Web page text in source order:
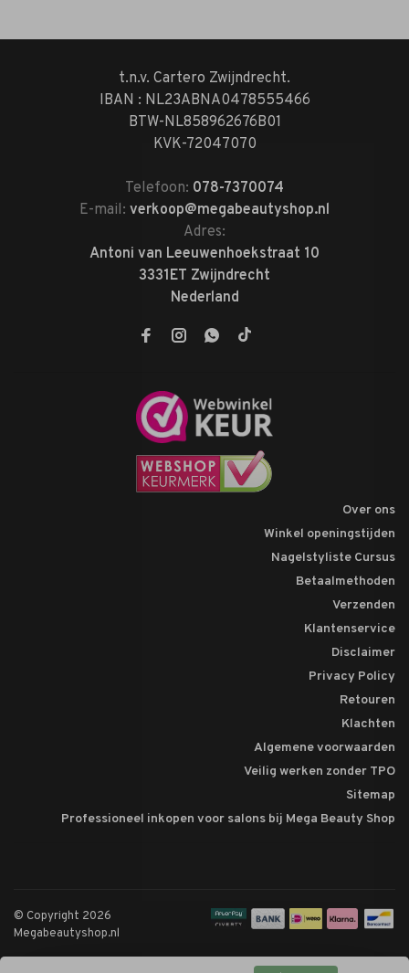
t.n.v. Cartero Zwijndrecht.
IBAN : NL23ABNA0478555466
BTW-NL858962676B01
KVK-72047070
Telefoon: 078-7370074
E-mail: verkoop@megabeautyshop.nl
Adres:
Antoni van Leeuwenhoekstraat 10
3331ET Zwijndrecht
Nederland
Over ons
Winkel openingstijden
Nagelstyliste Cursus
Betaalmethoden
Verzenden
Klantenservice
Disclaimer
Privacy Policy
Retouren
Klachten
Algemene voorwaarden
Veilig werken zonder TPO
Sitemap
Professioneel inkopen voor salons bij Mega Beauty Shop
© Copyright 2026
Megabeautyshop.nl